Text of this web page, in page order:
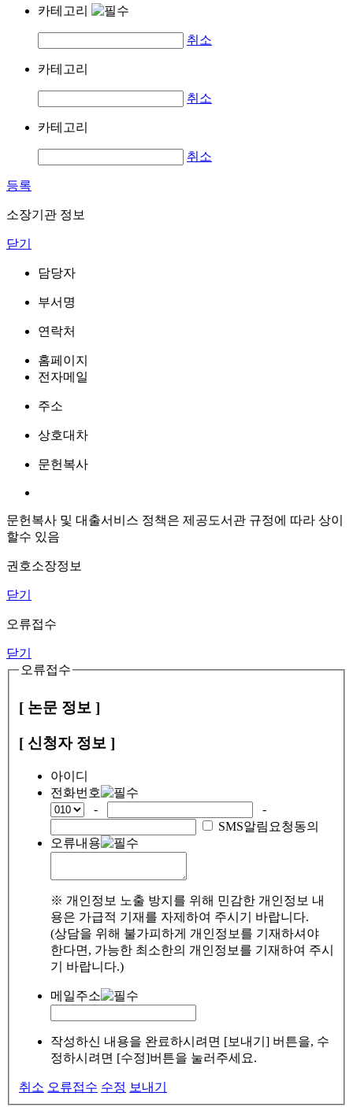
카테고리
취소
카테고리
취소
카테고리
취소
등록
소장기관 정보
닫기
담당자
부서명
연락처
홈페이지
전자메일
주소
상호대차
문헌복사
문헌복사 및 대출서비스 정책은 제공도서관 규정에 따라 상이
할수 있음
권호소장정보
닫기
오류접수
닫기
오류접수
[ 논문 정보 ]
[ 신청자 정보 ]
아이디
전화번호
-
-
SMS알림요청동의
오류내용
※ 개인정보 노출 방지를 위해 민감한 개인정보 내
용은 가급적 기재를 자제하여 주시기 바랍니다.
(상담을 위해 불가피하게 개인정보를 기재하셔야
한다면, 가능한 최소한의 개인정보를 기재하여 주시
기 바랍니다.)
메일주소
작성하신 내용을 완료하시려면 [보내기] 버튼을, 수
정하시려면 [수정]버튼을 눌러주세요.
취소 오류접수 수정 보내기